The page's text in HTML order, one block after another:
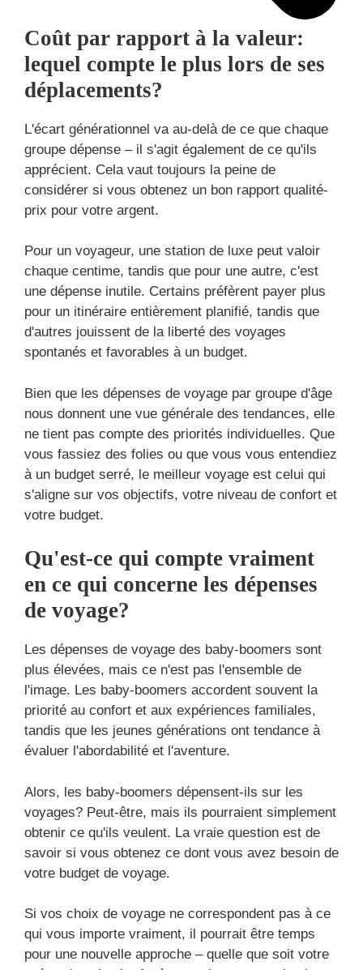
Coût par rapport à la valeur:
lequel compte le plus lors de ses
déplacements?
L'écart générationnel va au-delà de ce que chaque
groupe dépense – il s'agit également de ce qu'ils
apprécient. Cela vaut toujours la peine de
considérer si vous obtenez un bon rapport qualité-
prix pour votre argent.
Pour un voyageur, une station de luxe peut valoir
chaque centime, tandis que pour une autre, c'est
une dépense inutile. Certains préfèrent payer plus
pour un itinéraire entièrement planifié, tandis que
d'autres jouissent de la liberté des voyages
spontanés et favorables à un budget.
Bien que les dépenses de voyage par groupe d'âge
nous donnent une vue générale des tendances, elle
ne tient pas compte des priorités individuelles. Que
vous fassiez des folies ou que vous vous entendiez
à un budget serré, le meilleur voyage est celui qui
s'aligne sur vos objectifs, votre niveau de confort et
votre budget.
Qu'est-ce qui compte vraiment
en ce qui concerne les dépenses
de voyage?
Les dépenses de voyage des baby-boomers sont
plus élevées, mais ce n'est pas l'ensemble de
l'image. Les baby-boomers accordent souvent la
priorité au confort et aux expériences familiales,
tandis que les jeunes générations ont tendance à
évaluer l'abordabilité et l'aventure.
Alors, les baby-boomers dépensent-ils sur les
voyages? Peut-être, mais ils pourraient simplement
obtenir ce qu'ils veulent. La vraie question est de
savoir si vous obtenez ce dont vous avez besoin de
votre budget de voyage.
Si vos choix de voyage ne correspondent pas à ce
qui vous importe vraiment, il pourrait être temps
pour une nouvelle approche – quelle que soit votre